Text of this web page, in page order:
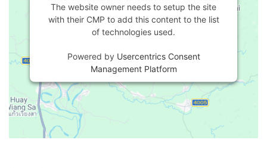
The website owner needs to setup the site
with their CMP to add this content to the list
of technologies used.
Powered by Usercentrics Consent
Management Platform